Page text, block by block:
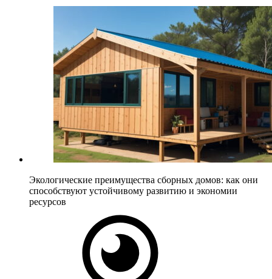
Экологические преимущества сборных домов: как они
способствуют устойчивому развитию и экономии
ресурсов